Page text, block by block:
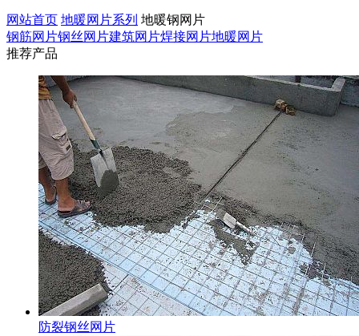
网站首页 地暖网片系列 地暖钢网片
钢筋网片钢丝网片建筑网片焊接网片地暖网片
推荐产品
防裂钢丝网片